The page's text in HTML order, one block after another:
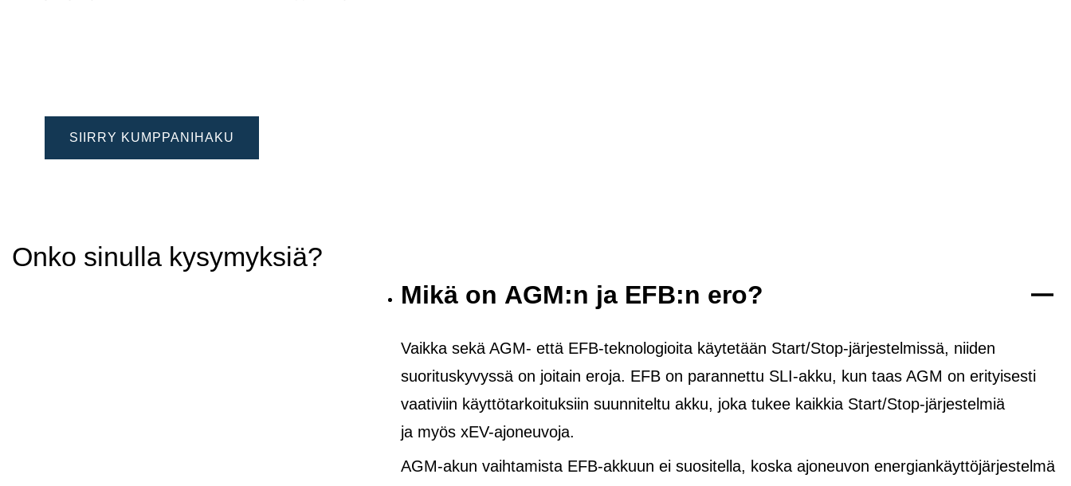
SIIRRY KUMPPANIHAKU
Onko sinulla kysymyksiä?
Mikä on AGM:n ja EFB:n ero?
Vaikka sekä AGM- että EFB-teknologioita käytetään Start/Stop-järjestelmissä, niiden
suorituskyvyssä on joitain eroja. EFB on parannettu SLI-akku, kun taas AGM on erityisesti
vaativiin käyttötarkoituksiin suunniteltu akku, joka tukee kaikkia Start/Stop-järjestelmiä
ja myös xEV-ajoneuvoja.
AGM-akun vaihtamista EFB-akkuun ei suositella, koska ajoneuvon energiankäyttöjärjestelmä